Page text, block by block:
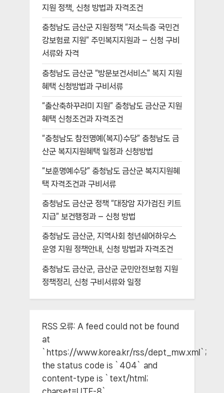
지원 정책, 신청 방법과 자격조건
충청남도 금산군 지원정책 “저소득층 국민건
강보험료 지원” 주민복지지원과 – 신청 구비
서류와 자격
충청남도 금산군 “방문보건서비스” 복지 지원
혜택 신청방법과 구비서류
“출산축하꾸러미 지원” 충청남도 금산군 지원
혜택 신청조건과 자격조건
“충청남도 참전명예(복지)수당” 충청남도 금
산군 복지지원혜택 일정과 신청방법
“보훈명예수당” 충청남도 금산군 복지지원혜
택 자격조건과 구비서류
충청남도 금산군 정책 “대장암 자가검진 키트
지급” 보건행정과 – 신청 방법
충청남도 금산군, 지역사회 청년쉐어하우스
운영 지원 정책안내, 신청 방법과 자격조건
충청남도 금산군, 금산군 군민안전보험 지원
정책정리, 신청 구비서류와 일정
RSS 오류: A feed could not be found
at
`https://www.korea.kr/rss/dept_mw.xml`;
the status code is `404` and
content-type is `text/html;